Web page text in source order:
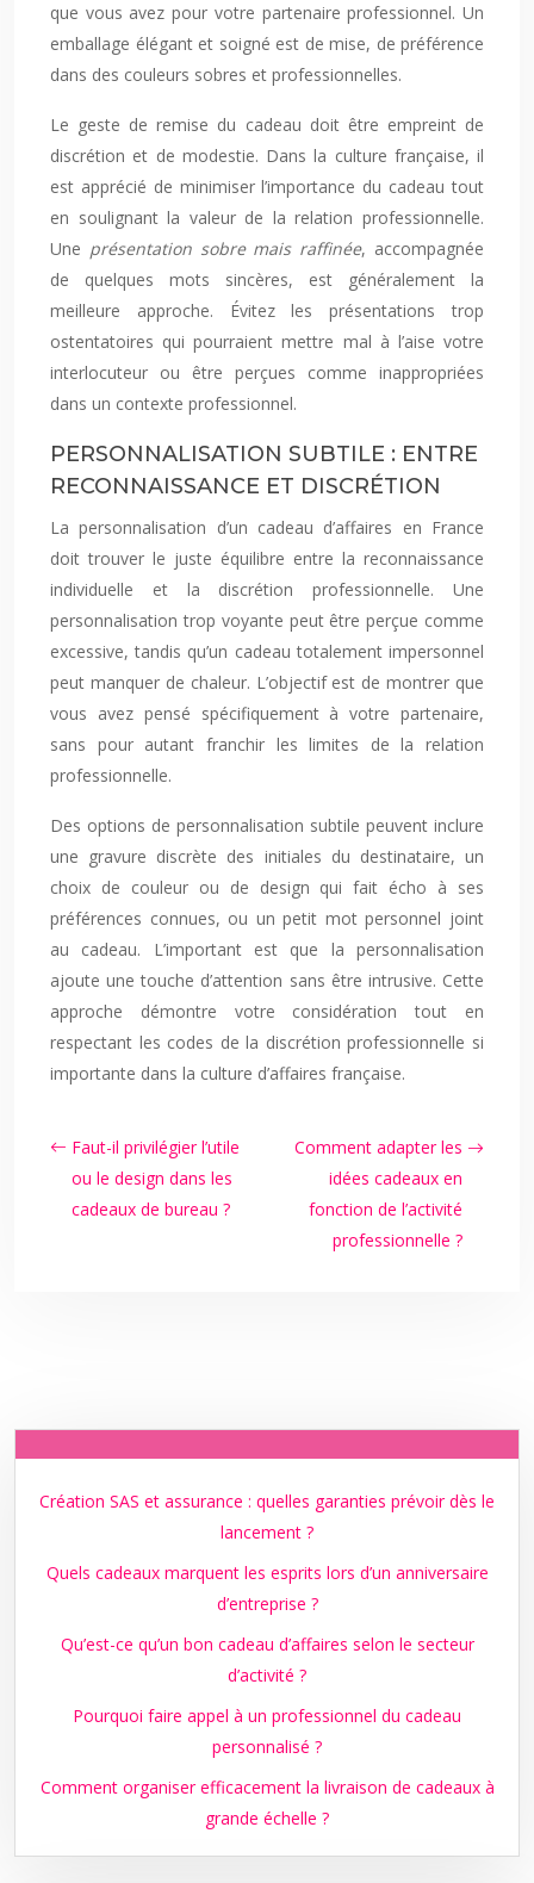
que vous avez pour votre partenaire professionnel. Un
emballage élégant et soigné est de mise, de préférence
dans des couleurs sobres et professionnelles.
Le geste de remise du cadeau doit être empreint de
discrétion et de modestie. Dans la culture française, il
est apprécié de minimiser l’importance du cadeau tout
en soulignant la valeur de la relation professionnelle.
Une présentation sobre mais raffinée, accompagnée
de quelques mots sincères, est généralement la
meilleure approche. Évitez les présentations trop
ostentatoires qui pourraient mettre mal à l’aise votre
interlocuteur ou être perçues comme inappropriées
dans un contexte professionnel.
PERSONNALISATION SUBTILE : ENTRE
RECONNAISSANCE ET DISCRÉTION
La personnalisation d’un cadeau d’affaires en France
doit trouver le juste équilibre entre la reconnaissance
individuelle et la discrétion professionnelle. Une
personnalisation trop voyante peut être perçue comme
excessive, tandis qu’un cadeau totalement impersonnel
peut manquer de chaleur. L’objectif est de montrer que
vous avez pensé spécifiquement à votre partenaire,
sans pour autant franchir les limites de la relation
professionnelle.
Des options de personnalisation subtile peuvent inclure
une gravure discrète des initiales du destinataire, un
choix de couleur ou de design qui fait écho à ses
préférences connues, ou un petit mot personnel joint
au cadeau. L’important est que la personnalisation
ajoute une touche d’attention sans être intrusive. Cette
approche démontre votre considération tout en
respectant les codes de la discrétion professionnelle si
importante dans la culture d’affaires française.
Faut-il privilégier l’utile
ou le design dans les
cadeaux de bureau ?
Comment adapter les
idées cadeaux en
fonction de l’activité
professionnelle ?
Création SAS et assurance : quelles garanties prévoir dès le
lancement ?
Quels cadeaux marquent les esprits lors d’un anniversaire
d’entreprise ?
Qu’est-ce qu’un bon cadeau d’affaires selon le secteur
d’activité ?
Pourquoi faire appel à un professionnel du cadeau
personnalisé ?
Comment organiser efficacement la livraison de cadeaux à
grande échelle ?